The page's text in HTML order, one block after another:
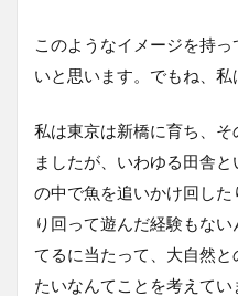
このようなイメージを持
いと思います。でもね、私
私は東京は新橋に育ち、そ
ましたが、いわゆる田舎
の中で魚を追いかけ回し
り回って遊んだ経験もな
てるに当たって、大自然
たいなんてことを考えてい